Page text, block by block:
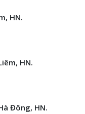
HN.
HN.
Đông, HN.